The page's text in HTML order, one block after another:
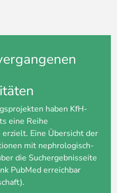
haben KfH-
eine Reihe
Eine Übersicht der
mit nephrologisch-
die Suchergebnisseite
PubMed erreichbar